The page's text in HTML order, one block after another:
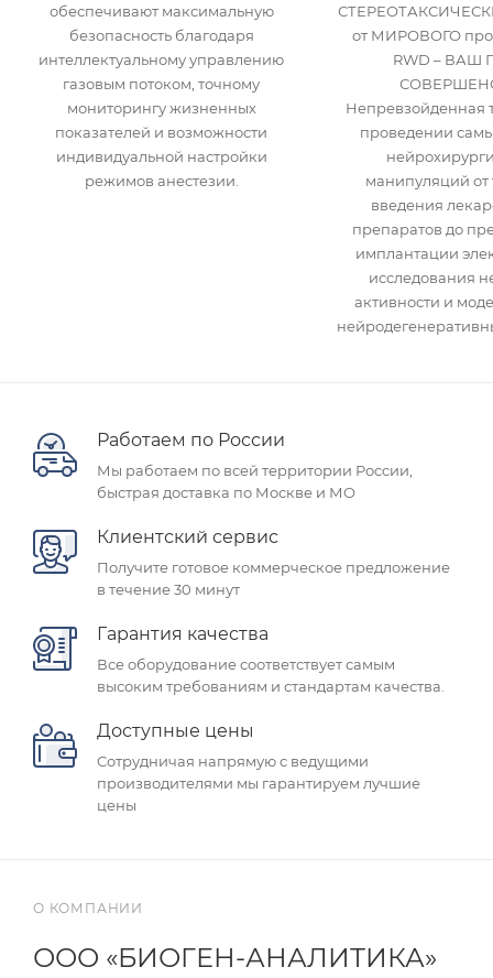
обеспечивают максимальную
безопасность благодаря
интеллектуальному управлению
газовым потоком, точному
мониторингу жизненных
показателей и возможности
индивидуальной настройки
режимов анестезии.
от МИРОВОГО
RWD – ВАШ
Непревзойденная
проведении
манипуляций от
введения
препаратов до
имплантации
исследования
активности и
Работаем по России
Мы работаем по всей территории России,
быстрая доставка по Москве и МО
Клиентский сервис
Получите готовое коммерческое предложение
в течение 30 минут
Гарантия качества
Все оборудование соответствует самым
высоким требованиям и стандартам качества.
Доступные цены
Сотрудничая напрямую с ведущими
производителями мы гарантируем лучшие
цены
О КОМПАНИИ
ООО «БИОГЕН-АНАЛИТИКА»